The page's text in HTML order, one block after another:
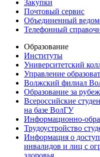
Закупки
Почтовый сервис
Объединенный
Телефонный
Образование
Институты
Университетский
Управление
Волжский филиал
Образование за
Всероссийские
на базе ВолГУ
Информационно-
Трудоустройство
Информация о
инвалидов и лиц с